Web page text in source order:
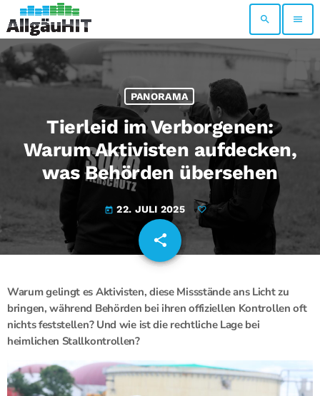
search menu
PANORAMA
Tierleid im Verborgenen:
Warum Aktivisten aufdecken,
was Behörden übersehen
today 22. JULI 2025
share
email
Warum gelingt es Aktivisten, diese Missstände ans Licht zu
bringen, während Behörden bei ihren offiziellen Kontrollen oft
nichts feststellen? Und wie ist die rechtliche Lage bei
heimlichen Stallkontrollen?